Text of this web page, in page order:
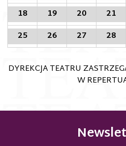
18
19 20 21
25
26 27 28
DYREKCJA TEATRU
W